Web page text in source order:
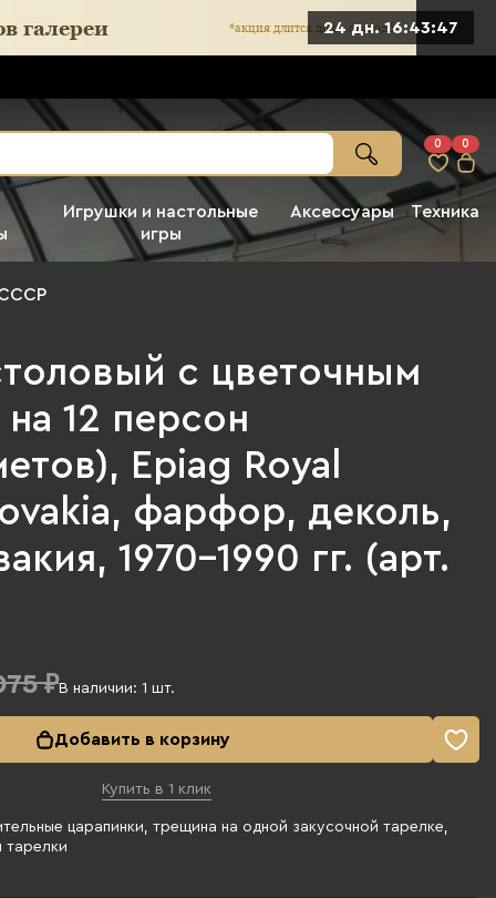
24 дн. 16:43:45
0 0
Игрушки и настольные
игры
Аксессуары Техника
СССР
с цветочным
12 персон
Epiag Royal
фарфор, деколь,
1970-1990 гг. (арт.
₽В наличии: 1 шт.
Добавить в корзину
Купить в 1 клик
царапинки, трещина на одной закусочной тарелке,
тарелки